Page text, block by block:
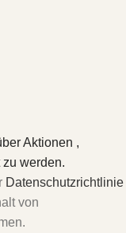
Aktionen ,
werden.
Datenschutzrichtlinie
von